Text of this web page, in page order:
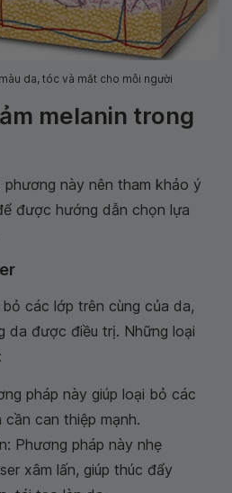
da, tóc và mắt cho mỗi người
melanin trong
này nên tham khảo ý
được hướng dẫn chọn lựa
bỏ các lớp trên cùng của da,
da được điều trị. Những loại
pháp này giúp loại bỏ các
can thiệp mạnh.
Phương pháp này nhẹ
xâm lấn, giúp thúc đẩy